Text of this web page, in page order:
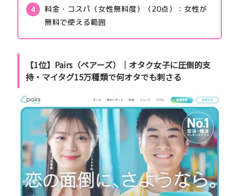
料金・コスパ（女性無料度）（20点）
：女性が
無料で使える範囲
【1位】Pairs（ペアーズ）｜オタク女子に圧倒的支
持・マイタグ15万種類で何オタでも刺さる